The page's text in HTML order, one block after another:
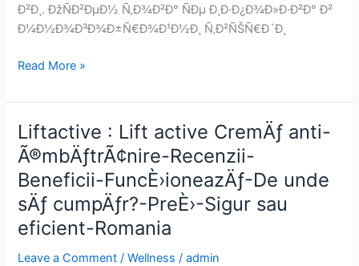
Ð²Ð¸. ÐžÑÐ²ÐµÐ½ Ñ‚Ð¾Ð²Ð° ÑÐµ Ð¸Ð·Ð¿Ð¾Ð»Ð·Ð²Ð° Ð²
Ð¼Ð½Ð¾Ð³Ð¾Ð±Ñ€Ð¾Ð¹Ð½Ð¸ Ñ‚Ð²ÑŠÑ€Ð´Ð¸
Liftactive
Lift
active
ÐšÑ€ÐµÐ¼
Ð¿Ñ€Ð¾Ñ‚Ð¸Ð²
ÑÑ‚Ð°Ñ€ÐµÐµÐ½Ðµ-
ÐžÑ‚Ð·Ð¸Ð²Ð¸-
ÐŸÐ¾Ð»Ð·Ð¸-
Ð”ÐµÐ¹ÑÑ‚Ð²Ð°-
ÐšÑŠÐ
Read More »
Liftactive : Lift active CremÄƒ anti-
Ã®mbÄƒtrÃ¢nire-Recenzii-
Beneficii-FuncÈ›ioneazÄƒ-De unde
sÄƒ cumpÄƒr?-PreÈ›-Sigur sau
eficient-Romania
Leave a Comment /Wellness /admin